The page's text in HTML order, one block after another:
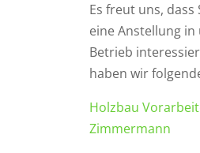
Es freut uns, dass
eine Anstellung in
Betrieb
haben wir
Holzbau
Zimmermann